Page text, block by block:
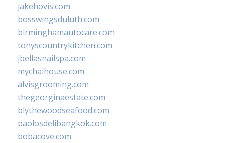
jakehovis.com
bosswingsduluth.com
birminghamautocare.com
tonyscountrykitchen.com
jbellasnailspa.com
mychaihouse.com
alvisgrooming.com
thegeorginaestate.com
blythewoodseafood.com
paolosdelibangkok.com
bobacove.com